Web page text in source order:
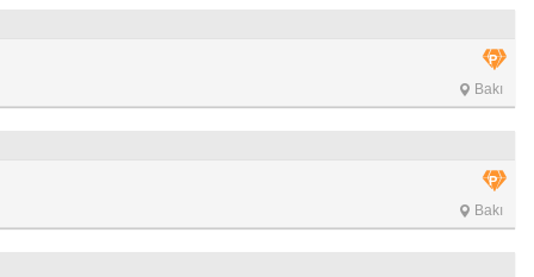
Bakı
Bakı